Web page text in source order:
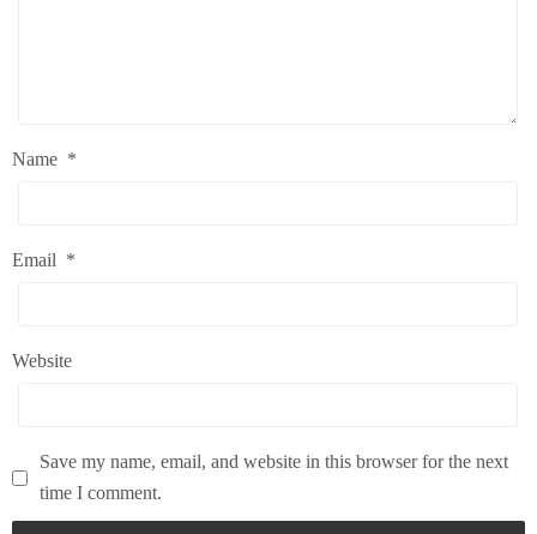
Name *
Email *
Website
Save my name, email, and website in this browser for the next
time I comment.